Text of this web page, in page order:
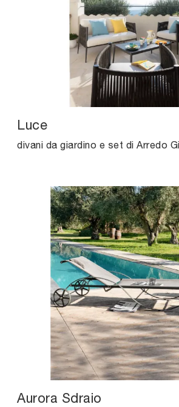
Luce
Aurora Sdraio